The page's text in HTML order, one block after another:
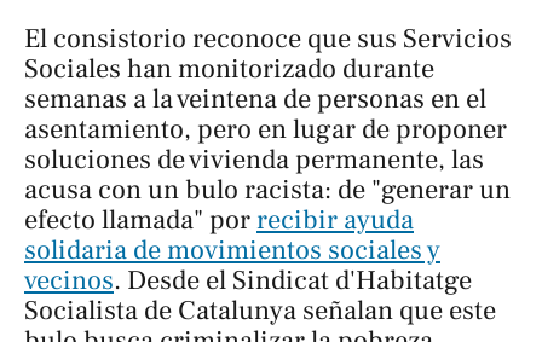
El consistorio reconoce que sus Servicios
Sociales han monitorizado durante
semanas a la veintena de personas en el
asentamiento, pero en lugar de proponer
soluciones de vivienda permanente, las
acusa con un bulo racista: de "generar un
efecto llamada" porrecibir ayuda
solidaria de movimientos sociales y
vecinos. Desde el Sindicat d'Habitatge
Socialista de Catalunya señalan que este